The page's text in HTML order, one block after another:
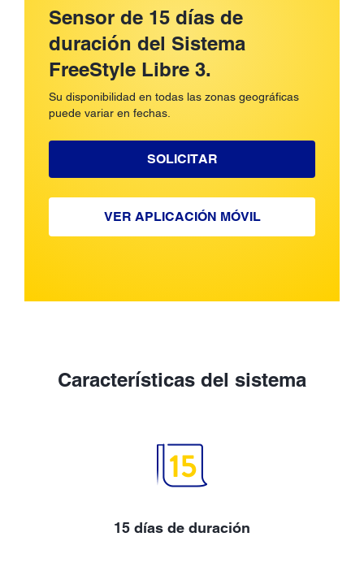
Sensor de 15 días de
duración del Sistema
FreeStyle Libre 3.
Su disponibilidad en todas las zonas geográficas
puede variar en fechas.
SOLICITAR
VER APLICACIÓN MÓVIL
Características del sistema
15 días de duración